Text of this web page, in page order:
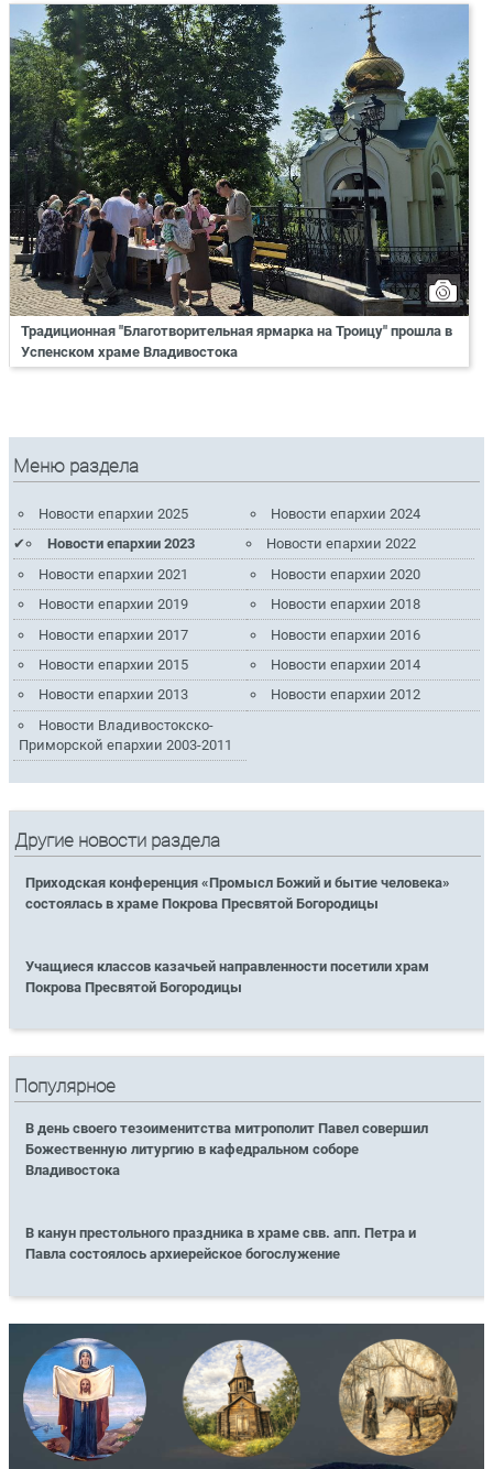
Традиционная "Благотворительная ярмарка на Троицу" прошла в
Успенском храме Владивостока
Меню раздела
Новости епархии 2025
Новости епархии 2024
Новости епархии 2023
Новости епархии 2022
Новости епархии 2021
Новости епархии 2020
Новости епархии 2019
Новости епархии 2018
Новости епархии 2017
Новости епархии 2016
Новости епархии 2015
Новости епархии 2014
Новости епархии 2013
Новости епархии 2012
Новости Владивостокско-
Приморской епархии 2003-2011
Другие новости раздела
Приходская конференция «Промысл Божий и бытие человека»
состоялась в храме Покрова Пресвятой Богородицы
Учащиеся классов казачьей направленности посетили храм
Покрова Пресвятой Богородицы
Популярное
В день своего тезоименитства митрополит Павел совершил
Божественную литургию в кафедральном соборе
Владивостока
В канун престольного праздника в храме свв. апп. Петра и
Павла состоялось архиерейское богослужение